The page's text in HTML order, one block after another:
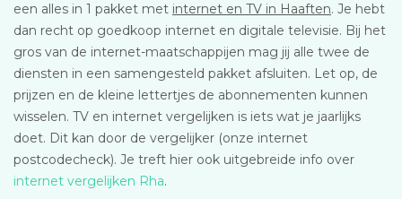
een alles in 1 pakket met internet en TV in Haaften. Je hebt
dan recht op goedkoop internet en digitale televisie. Bij het
gros van de internet-maatschappijen mag jij alle twee de
diensten in een samengesteld pakket afsluiten. Let op, de
prijzen en de kleine lettertjes de abonnementen kunnen
wisselen. TV en internet vergelijken is iets wat je jaarlijks
doet. Dit kan door de vergelijker (onze internet
postcodecheck). Je treft hier ook uitgebreide info over
internet vergelijken Rha.